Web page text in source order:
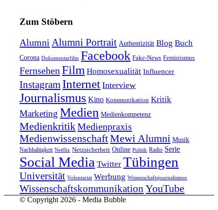
Zum Stöbern
Alumni Alumni Portrait Authentizität Blog Buch
Corona Dokumentarfilm Facebook Fake-News Feminismus
Fernsehen Film Homosexualität Influencer
Instagram Internet Interview
Journalismus Kino Kommunikation Kritik
Marketing Medien Medienkompetenz
Medienkritik Medienpraxis
MedienwissenschaftMewi Alumni Musik
Nachhaltigkeit Netflix Netzsicherheit Online Politik Radio Serie
Social Media Twitter Tübingen
Universität Volontariat Werbung Wissenschaftsjournalismus
Wissenschaftskommunikation YouTube
© Copyright 2026 - Media Bubble